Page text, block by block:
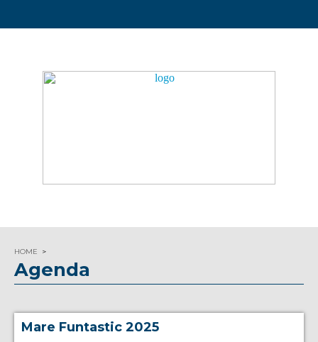
HOME
Agenda
Mare Funtastic 2025